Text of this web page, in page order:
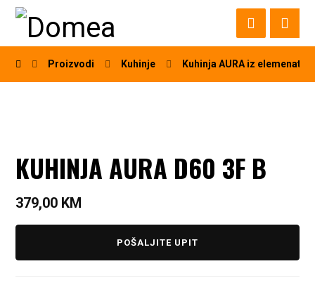
Proizvodi Kuhinje Kuhinja AURA iz elemenata
KUHINJA AURA D60 3F B
379,00 KM
POŠALJITE UPIT